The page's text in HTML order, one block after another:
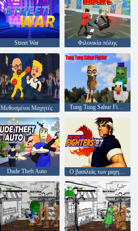
Street War Φιλονικία πόλης
Μεθυσμένοι Μαχητές Tung Tung Sahur Fighter
Dude Theft Auto Ο βασιλιάς των μαχητών 97